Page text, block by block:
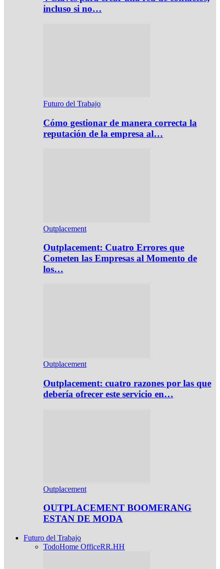
incluso si no…
Futuro del Trabajo
Cómo gestionar de manera correcta la
reputación de la empresa al…
Outplacement
Outplacement: Cuatro Errores que
Cometen las Empresas al Momento de
los…
Outplacement
Outplacement: cuatro razones por las que
debería ofrecer este servicio en…
Outplacement
OUTPLACEMENT BOOMERANG
ESTAN DE MODA
Futuro del Trabajo
TodoHome OfficeRR.HH